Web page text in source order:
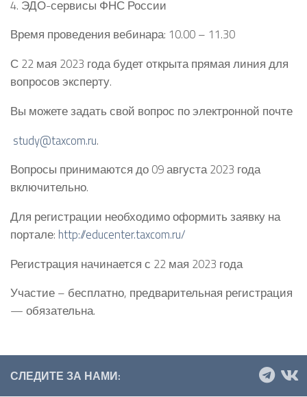
4. ЭДО-сервисы ФНС России
Время проведения вебинара: 10.00 – 11.30
С 22 мая 2023 года будет открыта прямая линия для
вопросов эксперту.
Вы можете задать свой вопрос по электронной почте
study@taxcom.ru.
Вопросы принимаются до 09 августа 2023 года
включительно.
Для регистрации необходимо оформить заявку на
портале: http://educenter.taxcom.ru/
Регистрация начинается с 22 мая 2023 года
Участие – бесплатно, предварительная регистрация
— обязательна.
СЛЕДИТЕ ЗА НАМИ: